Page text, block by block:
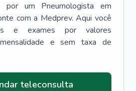
por um Pneumologista
em
com a Medprev. Aqui você
e exames por valores
e sem taxa de
teleconsulta